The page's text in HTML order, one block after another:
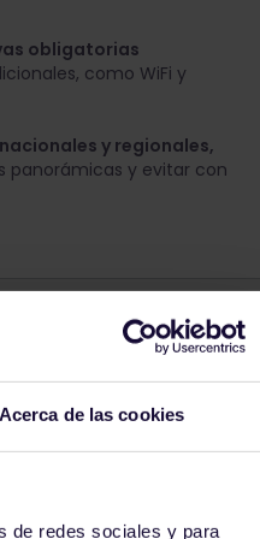
Acerca de las cookies
de redes sociales y para
obligatorias
como WiFi y
y regionales,
panorámicas y evitar con
las respuestas –